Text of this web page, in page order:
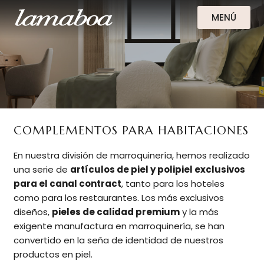
MENÚ
COMPLEMENTOS PARA HABITACIONES
En nuestra división de marroquinería, hemos realizado
una serie de artículos de piel y polipiel exclusivos
para el canal contract, tanto para los hoteles
como para los restaurantes. Los más exclusivos
diseños, pieles de calidad premiumy la más
exigente manufactura en marroquinería, se han
convertido en la seña de identidad de nuestros
productos en piel.